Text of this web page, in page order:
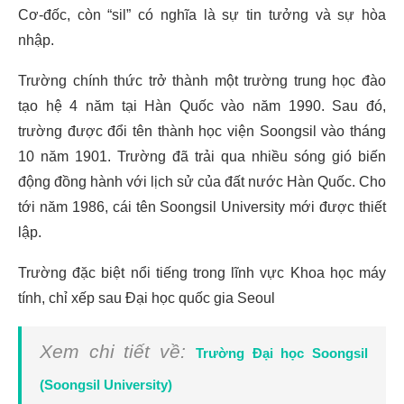
Cơ-đốc, còn “sil” có nghĩa là sự tin tưởng và sự hòa
nhập.
Trường chính thức trở thành một trường trung học đào
tạo hệ 4 năm tại Hàn Quốc vào năm 1990. Sau đó,
trường được đổi tên thành học viện Soongsil vào tháng
10 năm 1901. Trường đã trải qua nhiều sóng gió biến
động đồng hành với lịch sử của đất nước Hàn Quốc. Cho
tới năm 1986, cái tên Soongsil University mới được thiết
lập.
Trường đặc biệt nổi tiếng trong lĩnh vực Khoa học máy
tính, chỉ xếp sau Đại học quốc gia Seoul
Xem chi tiết về: Trường Đại học Soongsil
(Soongsil University)